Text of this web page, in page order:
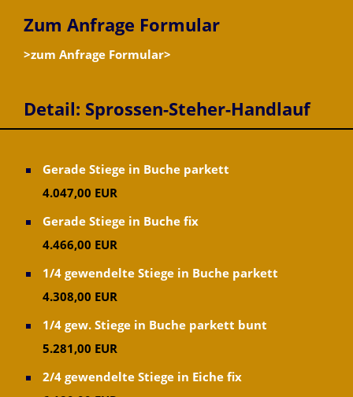
Zum Anfrage Formular
>zum Anfrage Formular>
Detail: Sprossen-Steher-Handlauf
Sehr Online Shop Besucher!
Stiegenwelt.at ist der Onlineshop mit Beratung!
ein Unternehmenszweig von Traderteam GmbH.
Wir sind einer der führenden Online Anbieter und
Anbieter von Stiegen!
(Stiegen Onlineshop)
(mit einem Online Stiegen Brechungsprogramm)
Gerade Stiege in Buche parkett
4.047,00 EUR
Gerade Stiege in Buche fix
4.466,00 EUR
1/4 gewendelte Stiege in Buche parkett
4.308,00 EUR
1/4 gew. Stiege in Buche parkett bunt
5.281,00 EUR
2/4 gewendelte Stiege in Eiche fix